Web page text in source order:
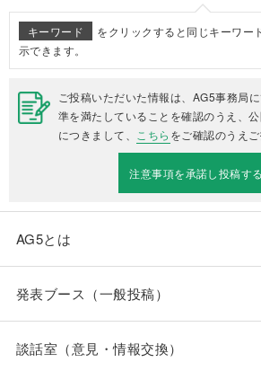
キーワード
をクリックすると同じキーワー
示できます。
ご投稿いただいた情報は、AG5事務局
準を満たしていることを確認のうえ、
につきまして、
こちら をご確認のうえご
注意事項を承諾し投稿する
AG5とは
発表ブース（一般投稿）
談話室（意見・情報交換）